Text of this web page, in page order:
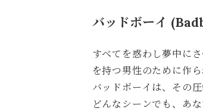
バッドボーイ
すべてを惑わし夢中に
を持つ男性のために作ら
バッドボーイは、その
どんなシーンでも、あ